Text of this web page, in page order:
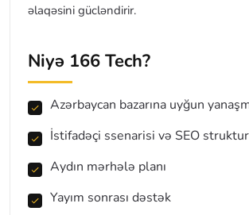
əlaqəsini gücləndirir.
Niyə 166 Tech?
Azərbaycan bazarına uyğun
İstifadəçi ssenarisi və SEO
Aydın mərhələ planı
Yayım sonrası dəstək